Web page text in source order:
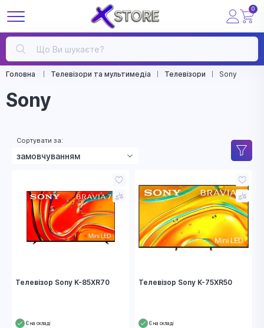
0
Головна Телевізори та мультимедіа Телевізори Sony
Sony
Сортувати за:
зростанням ціни
зменшенням ціни
назвою
рейтингом
Телевізор Sony K-85XR70
Є на складі
Телевізор Sony K-75XR50
Є на складі